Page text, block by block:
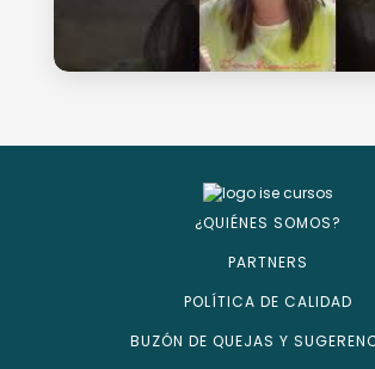
¿QUIÉNES SOMOS?
PARTNERS
POLÍTICA DE CALIDAD
BUZÓN DE QUEJAS Y